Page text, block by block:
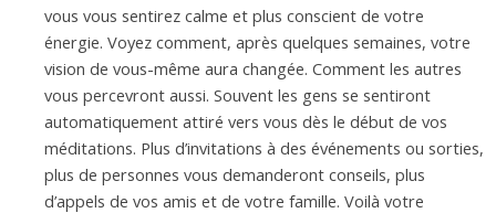
vous vous sentirez calme et plus conscient de votre
énergie. Voyez comment, après quelques semaines, votre
vision de vous-même aura changée. Comment les autres
vous percevront aussi. Souvent les gens se sentiront
automatiquement attiré vers vous dès le début de vos
méditations. Plus d’invitations à des événements ou sorties,
plus de personnes vous demanderont conseils, plus
d’appels de vos amis et de votre famille. Voilà votre